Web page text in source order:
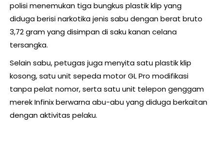
polisi menemukan tiga bungkus plastik klip yang
diduga berisi narkotika jenis sabu dengan berat bruto
3,72 gram yang disimpan di saku kanan celana
tersangka.
Selain sabu, petugas juga menyita satu plastik klip
kosong, satu unit sepeda motor GL Pro modifikasi
tanpa pelat nomor, serta satu unit telepon genggam
merek Infinix berwarna abu-abu yang diduga berkaitan
dengan aktivitas pelaku.